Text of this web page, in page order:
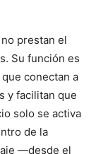
prestan el
Su función es
conectan a
y facilitan que
solo se activa
de la
—desde el